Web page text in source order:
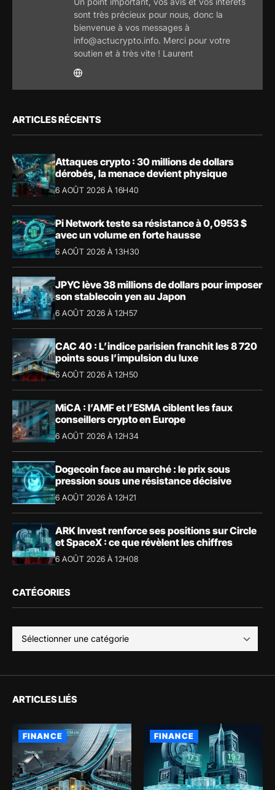
sont très précieux pour nous, donc la
bienvenue à vos messages à
info@actucrypto.info. Merci pour votre
soutien et à très vite ! Laurent
ARTICLES RÉCENTS
Attaques crypto : 30 millions de dollars
dérobés, la menace devient physique
6 AOÛT 2026 À 16H40
Pi Network teste sa résistance à 0,0953 $
avec un volume en forte hausse
6 AOÛT 2026 À 13H30
JPYC lève 38 millions de dollars pour imposer
son stablecoin yen au Japon
6 AOÛT 2026 À 12H57
CAC 40 : L’indice parisien franchit les 8 720
points sous l’impulsion du luxe
6 AOÛT 2026 À 12H50
MiCA : l’AMF et l’ESMA ciblent les faux
conseillers crypto en Europe
6 AOÛT 2026 À 12H34
Dogecoin face au marché : le prix sous
pression sous une résistance décisive
6 AOÛT 2026 À 12H21
ARK Invest renforce ses positions sur Circle
et SpaceX : ce que révèlent les chiffres
6 AOÛT 2026 À 12H08
CATÉGORIES
ARTICLES LIÉS
FINANCE FINANCE